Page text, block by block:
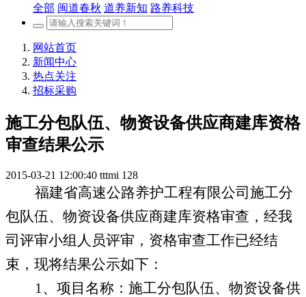
全部 闽道春秋 道养新知 路养科技
网站首页
新闻中心
热点关注
招标采购
施工分包队伍、物资设备供应商建库资格
审查结果公示
2015-03-21 12:00:40 tttmi 128
福建省高速公路养护工程有限公司施工分
包队伍、物资设备供应商建库资格审查，经我
司评审小组人员评审，资格审查工作已经结
束，现将结果公示如下：
1、项目名称：施工分包队伍、物资设备供